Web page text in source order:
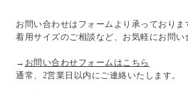
お問い合わせはフォームより承っておりま
着用サイズのご相談など、お気軽にお問い
→ お問い合わせフォームはこちら
通常、2営業日以内にご連絡いたします。